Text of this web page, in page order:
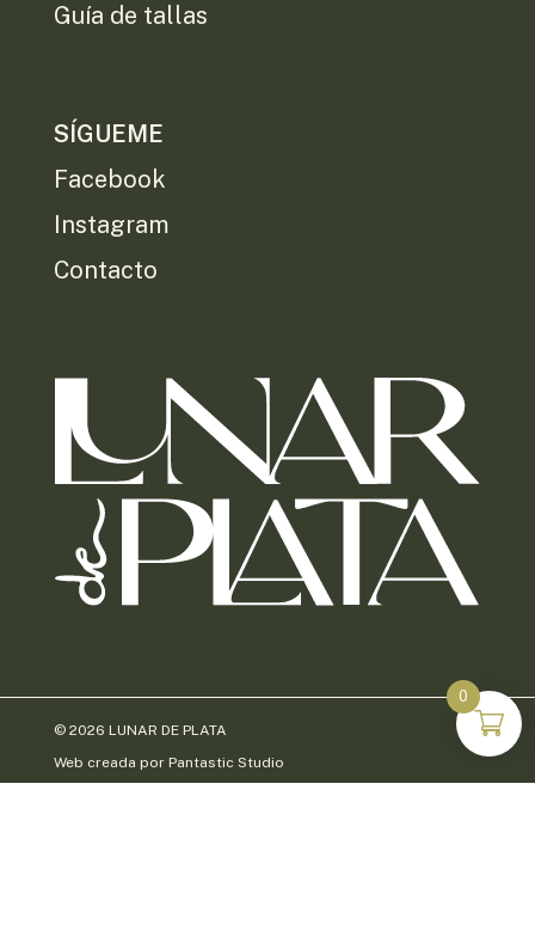
Guía de tallas
SÍGUEME
Facebook
Instagram
Contacto
© 2026 LUNAR DE PLATA
Web creada por Pantastic Studio
0